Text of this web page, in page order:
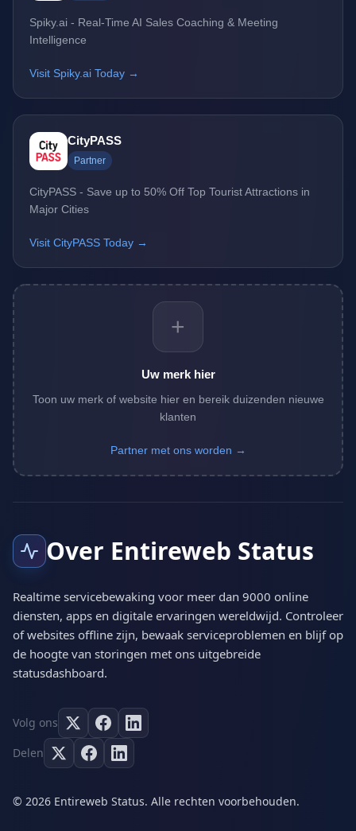
Spiky.ai - Real-Time AI Sales Coaching & Meeting
Intelligence
Visit Spiky.ai Today →
CityPASS
Partner
CityPASS - Save up to 50% Off Top Tourist Attractions in
Major Cities
Visit CityPASS Today →
+
Uw merk hier
Toon uw merk of website hier en bereik duizenden nieuwe
klanten
Partner met ons worden →
Over Entireweb Status
Realtime servicebewaking voor meer dan 9000 online
diensten, apps en digitale ervaringen wereldwijd. Controleer
of websites offline zijn, bewaak serviceproblemen en blijf op
de hoogte van storingen met ons uitgebreide
statusdashboard.
Volg ons
Delen
© 2026 Entireweb Status. Alle rechten voorbehouden.